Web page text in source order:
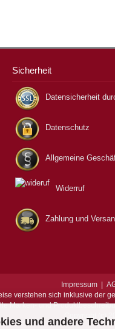
und andere
Sicherheit
Datensicherheit
Datenschutz
Allgemeine
Widerruf
Zahlung und
Impressum|
verstehen sich inklusive der
Marken- und
Copyright (c)